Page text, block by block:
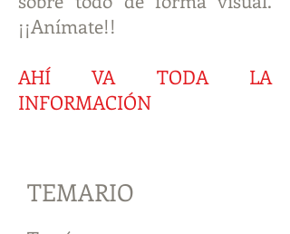
¡¡Anímate!!
AHÍ VA TODA LA
INFORMACIÓN
TEMARIO